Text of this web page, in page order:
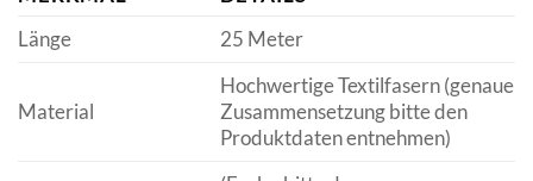
Länge
25 Meter
Material
Hochwertige Textilfasern (genaue
Zusammensetzung bitte den
Produktdaten entnehmen)